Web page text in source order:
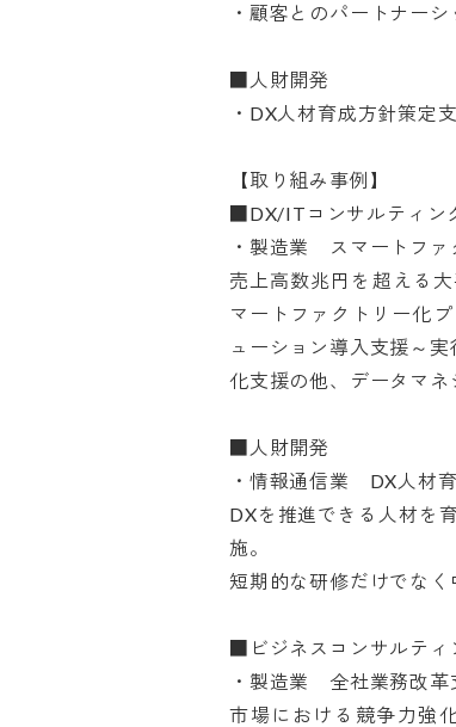
・顧客とのパートナー
■人財開発
・DX人材育成方針策定
【取り組み事例】
■DX/ITコンサルティン
・製造業　スマートフ
売上高数兆円を超える
マートファクトリー化
ューション導入支援～実
化支援の他、データマネ
■人財開発
・情報通信業　DX人材
DXを推進できる人材を
施。
短期的な研修だけでなく
■ビジネスコンサルティ
・製造業　全社業務改革
市場における競争力強